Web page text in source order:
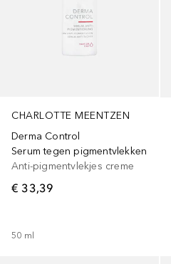
CHARLOTTE MEENTZEN
Derma Control
Serum tegen pigmentvlekken
Anti-pigmentvlekjes creme
€ 33,39
50 ml